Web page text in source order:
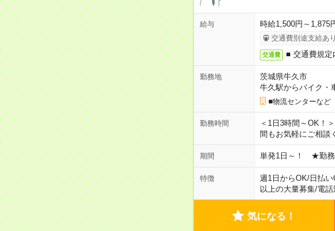
給与 時給1,500円～1,875
交通費別途支給あり
交通費 ■ 交通費規
勤務地
茨城県牛久市
牛久駅からバイク・
■物流センターな
勤務時間
＜1日3時間～OK！
間もお気軽にご相談
期間 単発1日～！ ★勤務
特徴 週1日からOK/日払い
以上の大量募集/電話
気になる！